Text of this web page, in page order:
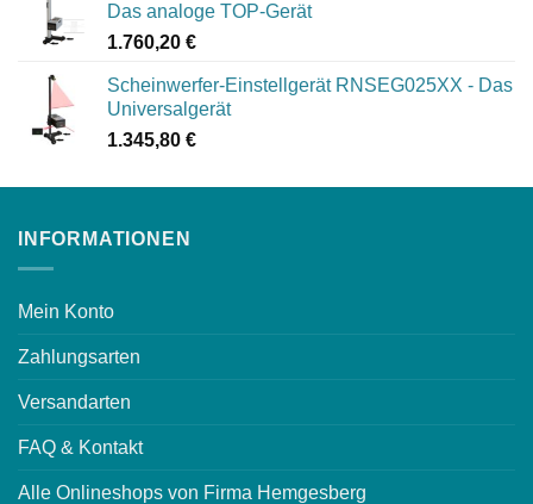
Das analoge TOP-Gerät
1.760,20 €
Scheinwerfer-Einstellgerät RNSEG025XX - Das
Universalgerät
1.345,80 €
INFORMATIONEN
Mein Konto
Zahlungsarten
Versandarten
FAQ & Kontakt
Alle Onlineshops von Firma Hemgesberg